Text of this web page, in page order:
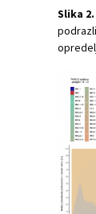
Slika 2.